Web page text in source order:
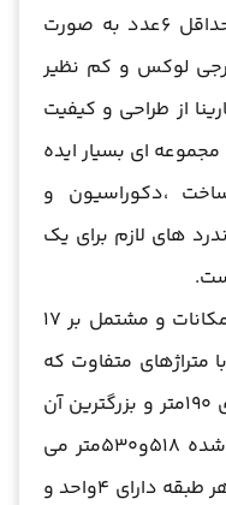
مساحت 845متر مربع به تعداد حداقل 6عدد به صورت
لوکس و کم نظیر
از طراحی و کیفیت
ای بسیار ایده
،دکوراسیون و
های لازم برای یک
برج کارینا در 21 طبقه با بهترین امکانات و مشتمل بر 17
شامل 60واحد با متراژهای متفاوت که
کوچیکترین واحد تعریف شده برای 190متر و بزرگترین آن
ها که به صورت پنت هاوس اجراشده 518و530متر می
باشد .در طبقات اول تا سیزدهم هر طبقه دارای 4واحد و